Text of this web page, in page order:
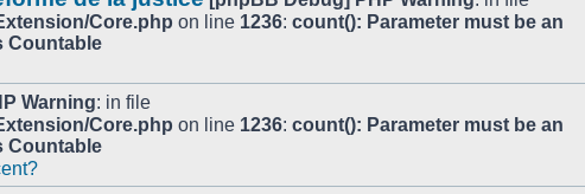
Core.php on line 1236: count(): Parameter must be an
Countable
Warning: in file
Core.php on line 1236: count(): Parameter must be an
Countable